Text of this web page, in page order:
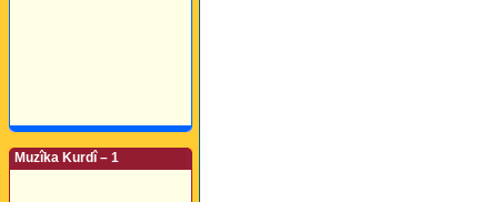
Muzîka Kurdî – 1